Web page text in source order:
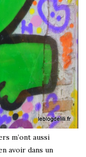
m’ont aussi
avoir dans un